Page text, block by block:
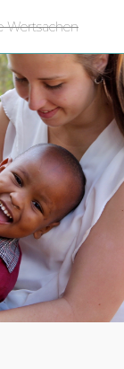
Wertsachen